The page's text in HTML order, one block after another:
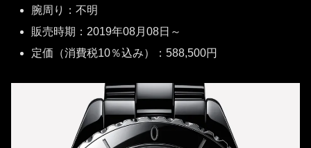
腕周り：不明
販売時期：2019年08月08日～
定価（消費税10％込み）：588,500円